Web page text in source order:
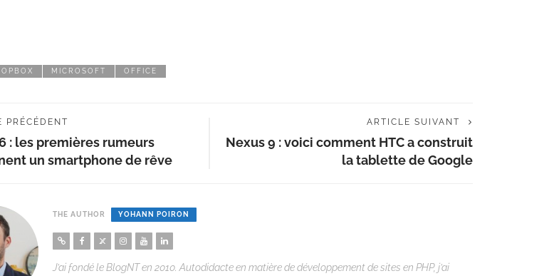
MICROSOFT OFFICE
PRÉCÉDENT
: les premières rumeurs
un smartphone de rêve
ARTICLE SUIVANT
Nexus 9 : voici comment HTC a construit
la tablette de Google
THE AUTHOR YOHANN POIRON
J’ai fondé le BlogNT en 2010. Autodidacte en matière de développement de sites en PHP, j’ai